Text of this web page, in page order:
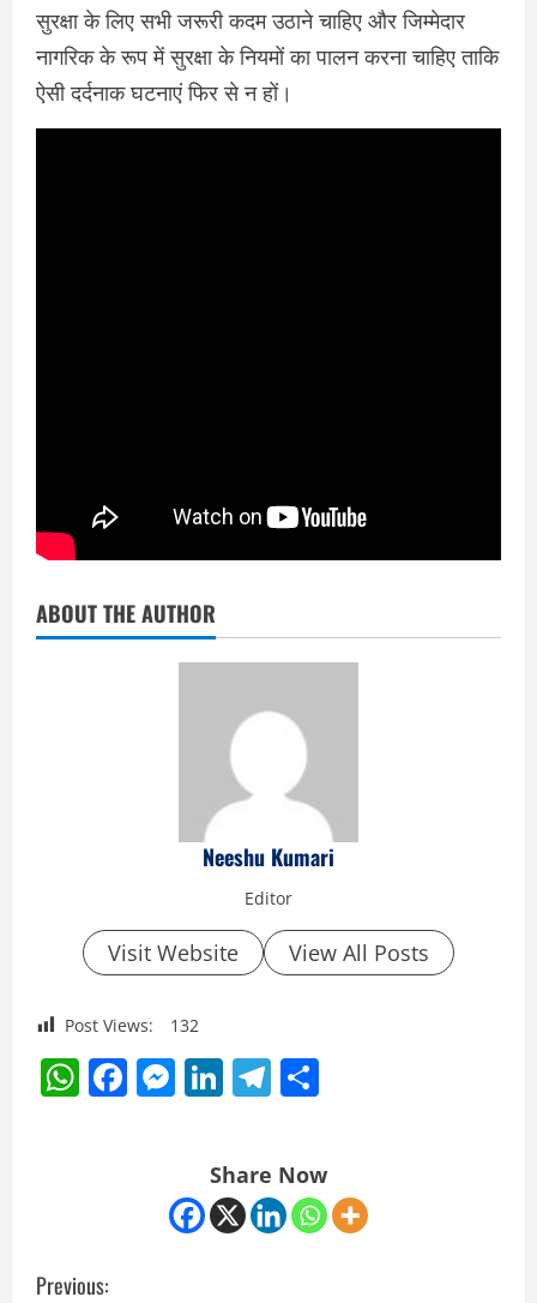
सुरक्षा के लिए सभी जरूरी कदम उठाने चाहिए और जिम्मेदार
नागरिक के रूप में सुरक्षा के नियमों का पालन करना चाहिए ताकि
ऐसी दर्दनाक घटनाएं फिर से न हों।
ABOUT THE AUTHOR
Neeshu Kumari
Editor
Visit Website View All Posts
Post Views: 132
WhatsApp
Facebook
Messenger
LinkedIn
Telegram
Share Now
C
Previous: